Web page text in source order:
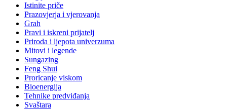
Istinite priče
Prazovjerja i vjerovanja
Grah
Pravi i iskreni prijatelj
Priroda i ljepota univerzuma
Mitovi i legende
Sungazing
Feng Shui
Proricanje viskom
Bioenergija
Tehnike predviđanja
Svaštara